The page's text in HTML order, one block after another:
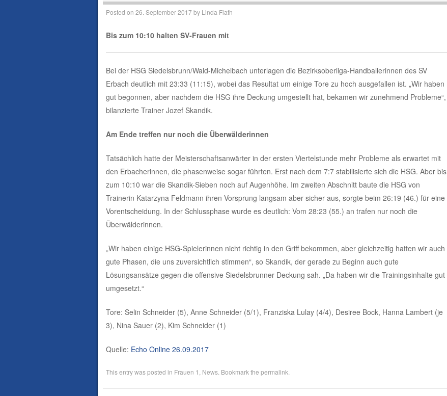
Posted on 26. September 2017by Linda Flath
Bis zum 10:10 halten SV-Frauen mit
Bei der HSG Siedelsbrunn/Wald-Michelbach unterlagen die Bezirksoberliga-Handballerinnen des SV
Erbach deutlich mit 23:33 (11:15), wobei das Resultat um einige Tore zu hoch ausgefallen ist. „Wir haben
gut begonnen, aber nachdem die HSG ihre Deckung umgestellt hat, bekamen wir zunehmend Probleme“,
bilanzierte Trainer Jozef Skandik.
Am Ende treffen nur noch die Überwälderinnen
Tatsächlich hatte der Meisterschaftsanwärter in der ersten Viertelstunde mehr Probleme als erwartet mit
den Erbacherinnen, die phasenweise sogar führten. Erst nach dem 7:7 stabilisierte sich die HSG. Aber bis
zum 10:10 war die Skandik-Sieben noch auf Augenhöhe. Im zweiten Abschnitt baute die HSG von
Trainerin Katarzyna Feldmann ihren Vorsprung langsam aber sicher aus, sorgte beim 26:19 (46.) für eine
Vorentscheidung. In der Schlussphase wurde es deutlich: Vom 28:23 (55.) an trafen nur noch die
Überwälderinnen.
„Wir haben einige HSG-Spielerinnen nicht richtig in den Griff bekommen, aber gleichzeitig hatten wir auch
gute Phasen, die uns zuversichtlich stimmen“, so Skandik, der gerade zu Beginn auch gute
Lösungsansätze gegen die offensive Siedelsbrunner Deckung sah. „Da haben wir die Trainingsinhalte gut
umgesetzt.“
Tore: Selin Schneider (5), Anne Schneider (5/1), Franziska Lulay (4/4), Desiree Bock, Hanna Lambert (je
3), Nina Sauer (2), Kim Schneider (1)
Quelle: Echo Online 26.09.2017
This entry was posted in Frauen 1 News. Bookmark the permalink